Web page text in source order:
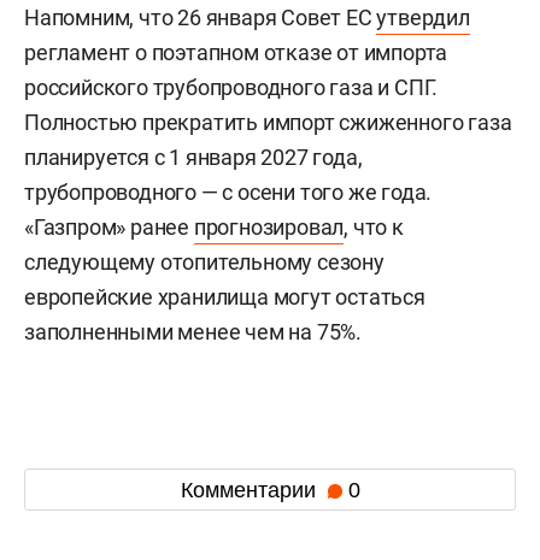
Напомним, что 26 января Совет ЕСутвердил
регламент о поэтапном отказе от импорта
российского трубопроводного газа и СПГ.
Полностью прекратить импорт сжиженного газа
планируется с 1 января 2027 года,
трубопроводного — с осени того же года.
«Газпром» ранее прогнозировал, что к
следующему отопительному сезону
европейские хранилища могут остаться
заполненными менее чем на 75%.
Комментарии 0